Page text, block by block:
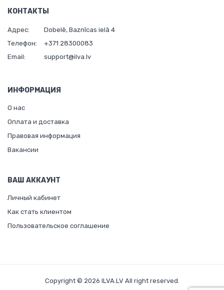
КОНТАКТЫ
Адрес:
Dobelē, Baznīcas ielā 4
Телефон:
+371 28300083
Email:
support@ilva.lv
ИНФОРМАЦИЯ
О нас
Оплата и доставка
Правовая информация
Вакансии
ВАШ АККАУНТ
Личный кабинет
Как стать клиентом
Пользовательское соглашение
Copyright © 2026 ILVA.LV All right reserved.